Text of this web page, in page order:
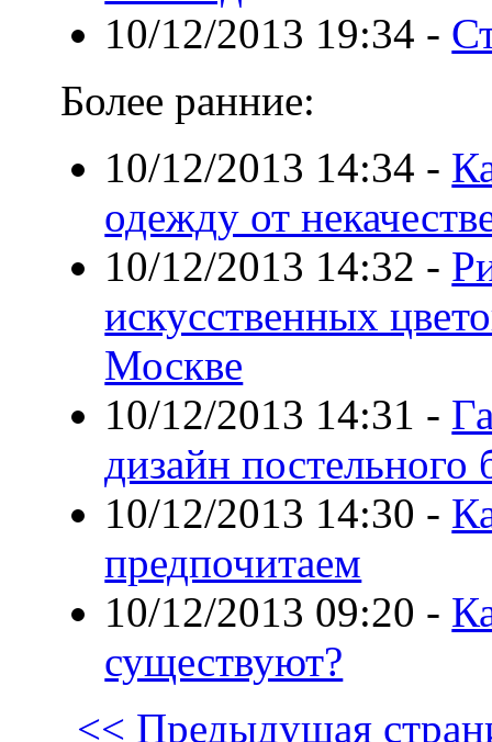
10/12/2013 19:34 -
Более ранние:
10/12/2013 14:34 -
одежду от
10/12/2013 14:32 -
искусственных
Москве
10/12/2013 14:31 -
дизайн постельного
10/12/2013 14:30 -
предпочитаем
10/12/2013 09:20 -
существуют?
<< Предыдущая